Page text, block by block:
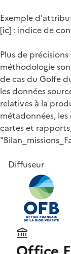
Exemple
[ic] : indice de
Plus de
méthodologie
de cas du Golfe
les données
relatives à la
métadonnées,
cartes et
Diffuseur